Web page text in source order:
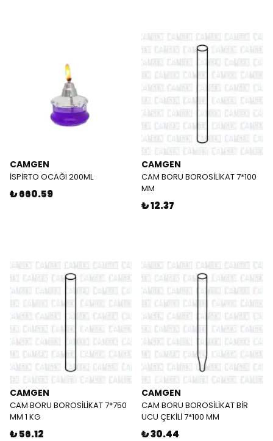
CAMGEN
İSPİRTO OCAĞI 200ML
₺ 660.59
CAMGEN
CAM BORU BOROSİLİKAT 7*100
MM
₺ 12.37
CAMGEN
CAM BORU BOROSİLİKAT 7*750
MM 1 KG
₺ 56.12
CAMGEN
CAM BORU BOROSİLİKAT BİR
UCU ÇEKİLİ 7*100 MM
₺ 30.44